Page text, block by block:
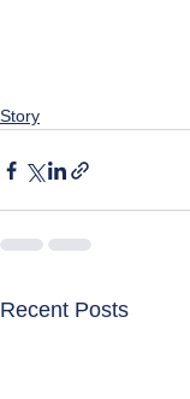
Story
Recent Posts